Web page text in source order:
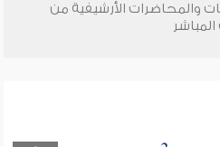
والمحاضرات الأرشيفية من